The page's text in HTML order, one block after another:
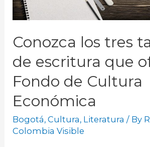
Conozca los tres
de escritura que
Fondo de Cultura
Económica
Bogotá,Cultura, Literatura / By
Colombia Visible